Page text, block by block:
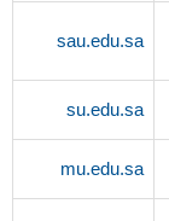
sau.edu.sa
su.edu.sa
mu.edu.sa